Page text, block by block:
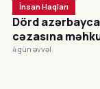
İnsan Haqları
Dörd
cəzasına
4 gün əvvəl